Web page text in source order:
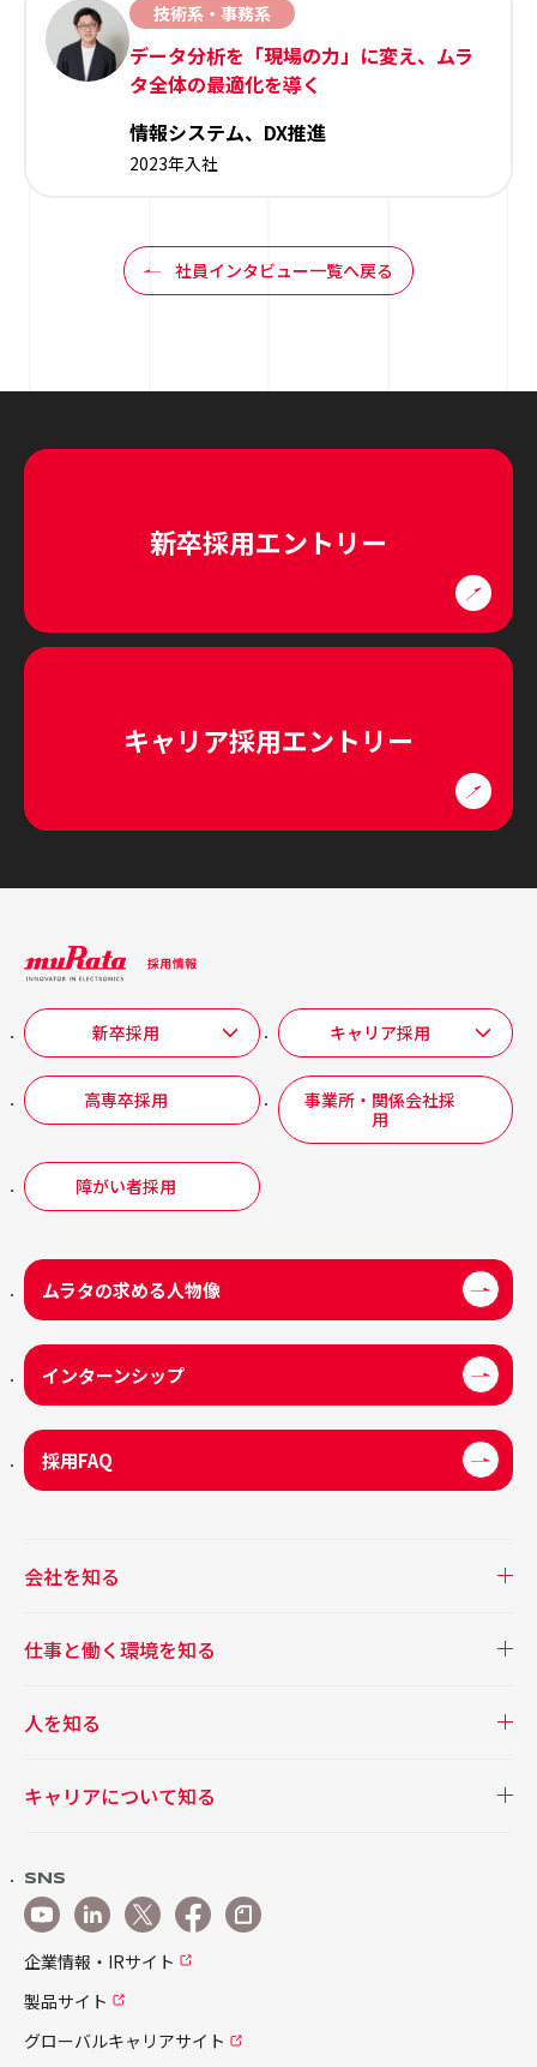
技術系・事務系
データ分析を「現場の力」に変え、ムラ
タ全体の最適化を導く
情報システム、DX推進
2023年入社
社員インタビュー一覧へ戻る
新卒採用エントリー
キャリア採用エントリー
新卒採用 キャリア採用
高専卒採用
事業所・関係会社採
用
障がい者採用
ムラタの求める人物像
インターンシップ
採用FAQ
会社を知る
仕事と働く環境を知る
人を知る
キャリアについて知る
SNS
企業情報・IRサイト
製品サイト
グローバルキャリアサイト